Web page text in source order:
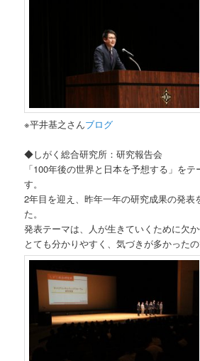
※平井基之さんブログ
◆しがく総合研究所：研究報告会
「100年後の世界と日本を予想する」 をテ
す。
2年目を迎え、昨年一年の研究成果の発表
た。
発表テーマは、人が生きていくために欠か
とても分かりやすく、気づきが多かったの